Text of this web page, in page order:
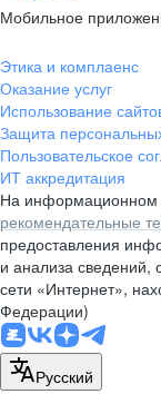
10 этаж,
pr@rabota.by
Алматы
пр. Абая, д. 151,
12 этаж, офис 1209
+7 727 232-13-13
Мобильное
Этика и комплаенс
Оказание услуг
Использование
Защита
Пользовательское
ИТ аккредитация
На информационном
рекомендательные
предоставления
и анализа сведений,
сети «Интернет»,
Федерации)
Русский